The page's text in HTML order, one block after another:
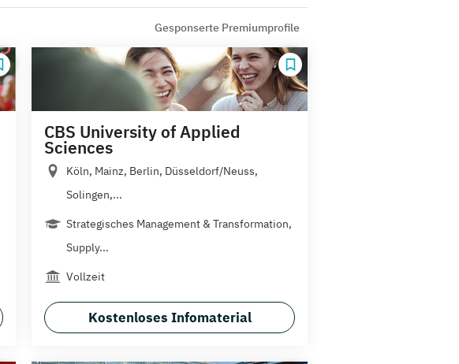
Gesponserte Premiumprofile
CBS University of Applied
Sciences
Köln, Mainz, Berlin, Düsseldorf/Neuss,
Solingen,...
Strategisches Management & Transformation,
Supply...
Vollzeit
Kostenloses Infomaterial